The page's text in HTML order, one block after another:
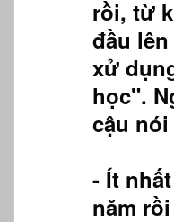
rồi, từ
đầu
xử
học".
cậu
- Ít
năm